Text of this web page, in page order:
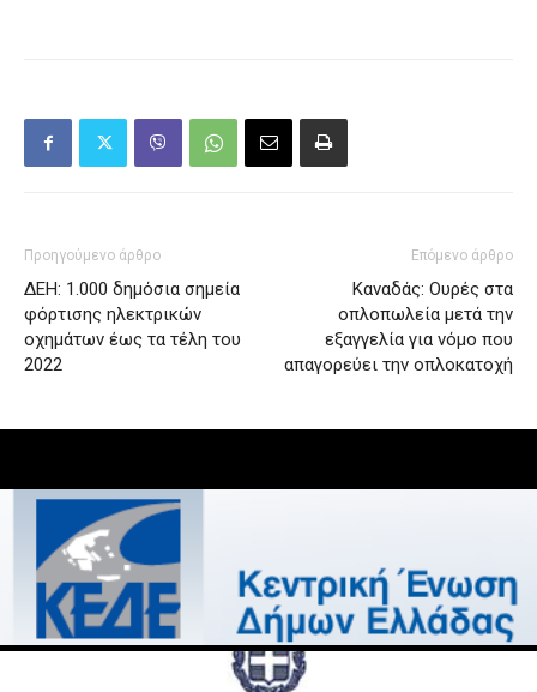
Προηγούμενο άρθρο
ΔΕΗ: 1.000 δημόσια σημεία
φόρτισης ηλεκτρικών
οχημάτων έως τα τέλη του
2022
Επόμενο άρθρο
Καναδάς: Ουρές στα
οπλοπωλεία μετά την
εξαγγελία για νόμο που
απαγορεύει την οπλοκατοχή